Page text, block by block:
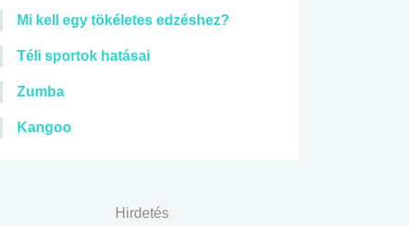
Mi kell egy tökéletes edzéshez?
Téli sportok hatásai
Zumba
Kangoo
Hirdetés